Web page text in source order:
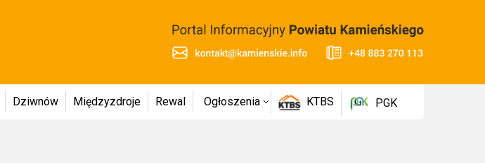
Dziwnów Międzyzdroje Rewal Ogłoszenia KTBS PGK